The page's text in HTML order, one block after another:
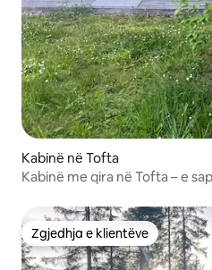
Kabinë në Tofta
Kabinë me qira në Tofta – e
Zgjedhja e klientëve
Zgjedhja e klientëve